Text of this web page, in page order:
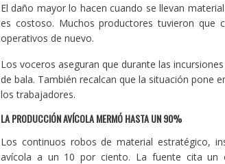
El daño mayor lo hacen cuando se llevan
es costoso. Muchos productores tuvieron que
operativos de nuevo.
Los voceros aseguran que durante las
de bala. También recalcan que la situación pone
los trabajadores.
LA PRODUCCIÓN AVÍCOLA MERMÓ HASTA UN 90%
Los continuos robos de material estratégico,
avícola a un 10 por ciento. La fuente cita un